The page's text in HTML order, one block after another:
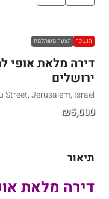
הושכר הצעה משתלמת
דירה מלאת אופי
ירושלים
Street, Jerusalem, Israel
₪5,000
תיאור
דירה מלאת